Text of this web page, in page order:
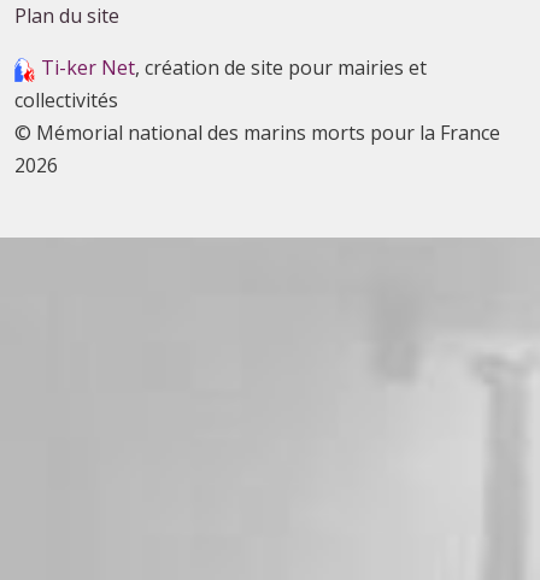
Plan du site
Ti-ker Net, création de site pour mairies et
collectivités
© Mémorial national des marins morts pour la France
2026